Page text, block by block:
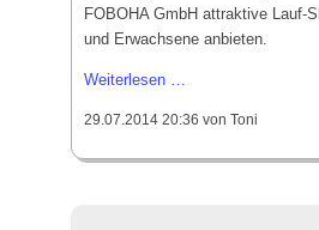
FOBOHA GmbH attraktive Lauf-
und Erwachsene anbieten.
Weiterlesen …
dank
AdvalTech
29.07.2014 20:36 von Toni